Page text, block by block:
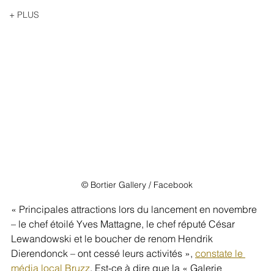
+ PLUS
© Bortier Gallery / Facebook
« Principales attractions lors du lancement en novembre
– le chef étoilé Yves Mattagne, le chef réputé César
Lewandowski et le boucher de renom Hendrik
Dierendonck – ont cessé leurs activités », constate le
média local Bruzz. Est-ce à dire que la « Galerie